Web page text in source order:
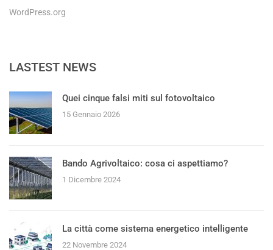
WordPress.org
LASTEST NEWS
Quei cinque falsi miti sul fotovoltaico
15 Gennaio 2026
Bando Agrivoltaico: cosa ci aspettiamo?
1 Dicembre 2024
La città come sistema energetico intelligente
22 Novembre 2024